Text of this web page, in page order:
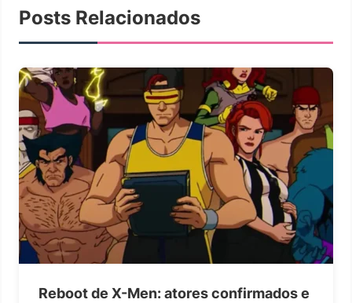
Posts Relacionados
Reboot de X-Men: atores confirmados e